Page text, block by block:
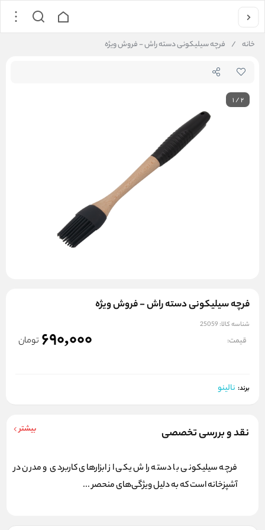
خانه / فرچه سیلیکونی دسته راش - فروش ویژه
1/2
فرچه سیلیکونی دسته راش - فروش ویژه
شناسه کالا: 25059
قیمت: 690,000 تومان
برند: نالینو
نقد و بررسی تخصصی بیشتر
فرچه سیلیکونی با دسته راش یکی از ابزارهای کاربردی و مدرن در
آشپزخانه است که به دلیل ویژگی‌های منحصر ...